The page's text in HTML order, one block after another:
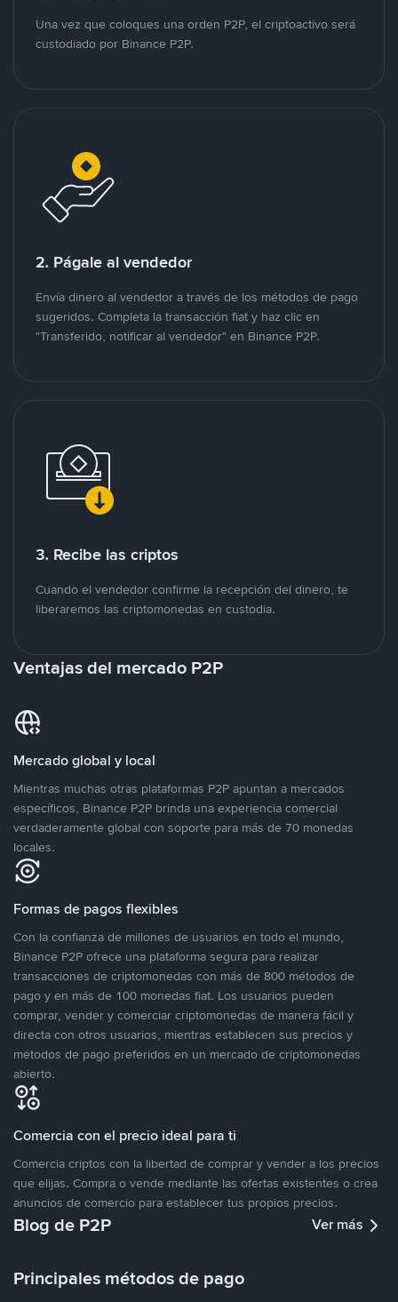
Una vez que coloques una orden P2P, el criptoactivo será
custodiado por Binance P2P.
2. Págale al vendedor
Envía dinero al vendedor a través de los métodos de pago
sugeridos. Completa la transacción fiat y haz clic en
"Transferido, notificar al vendedor" en Binance P2P.
3. Recibe las criptos
Cuando el vendedor confirme la recepción del dinero, te
liberaremos las criptomonedas en custodia.
Ventajas del mercado P2P
Mercado global y local
Mientras muchas otras plataformas P2P apuntan a mercados
específicos, Binance P2P brinda una experiencia comercial
verdaderamente global con soporte para más de 70 monedas
locales.
Formas de pagos flexibles
Con la confianza de millones de usuarios en todo el mundo,
Binance P2P ofrece una plataforma segura para realizar
transacciones de criptomonedas con más de 800 métodos de
pago y en más de 100 monedas fiat. Los usuarios pueden
comprar, vender y comerciar criptomonedas de manera fácil y
directa con otros usuarios, mientras establecen sus precios y
métodos de pago preferidos en un mercado de criptomonedas
abierto.
Comercia con el precio ideal para ti
Comercia criptos con la libertad de comprar y vender a los precios
que elijas. Compra o vende mediante las ofertas existentes o crea
anuncios de comercio para establecer tus propios precios.
Blog de P2P Ver más
Principales métodos de pago